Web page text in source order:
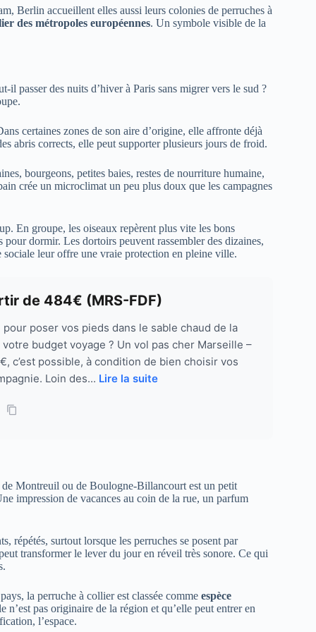
Berlin accueillent elles aussi leurs colonies de perruches à
des métropoles européennes. Un symbole visible de la
passer des nuits d’hiver à Paris sans migrer vers le sud ?
certaines zones de son aire d’origine, elle affronte déjà
abris corrects, elle peut supporter plusieurs jours de froid.
bourgeons, petites baies, restes de nourriture humaine,
crée un microclimat un peu plus doux que les campagnes
En groupe, les oiseaux repèrent plus vite les bons
dormir. Les dortoirs peuvent rassembler des dizaines,
sociale leur offre une vraie protection en pleine ville.
de 484€ (MRS-FDF)
poser vos pieds dans le sable chaud de la
budget voyage ? Un vol pas cher Marseille –
c’est possible, à condition de bien choisir vos
Loin des... Lire la suite
de Montreuil ou de Boulogne-Billancourt est un petit
impression de vacances au coin de la rue, un parfum
répétés, surtout lorsque les perruches se posent par
transformer le lever du jour en réveil très sonore. Ce qui
la perruche à collier est classée comme espèce
n’est pas originaire de la région et qu’elle peut entrer en
l’espace.